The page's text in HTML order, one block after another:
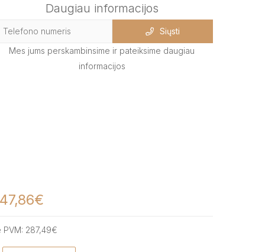
Daugiau informacijos
Siųsti
Mes jums perskambinsime ir pateiksime daugiau
informacijos
PVM: 287,49€